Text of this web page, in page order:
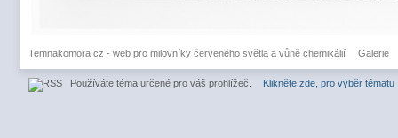
Temnakomora.cz - web pro milovníky červeného světla a vůně chemikálií Galerie
Používáte téma určené pro váš prohlížeč. Klikněte zde, pro výběr tématu